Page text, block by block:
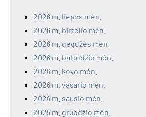
2026 m. liepos mėn.
2026 m. birželio mėn.
2026 m. gegužės mėn.
2026 m. balandžio mėn.
2026 m. kovo mėn.
2026 m. vasario mėn.
2026 m. sausio mėn.
2025 m. gruodžio mėn.